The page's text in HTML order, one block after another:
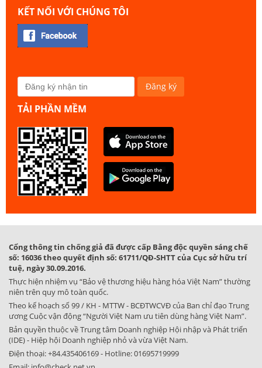
KẾT NỐI VỚI CHÚNG TÔI
TẢI PHẦN MỀM
Cổng thông tin chống giả đã được cấp Bằng độc quyền sáng chế
số: 16036 theo quyết định số: 61711/QĐ-SHTT của Cục sở hữu trí
tuệ, ngày 30.09.2016.
Thực hiện nhiệm vụ “Bảo vệ thương hiệu hàng hóa Việt Nam” thường
niên trên quy mô toàn quốc.
Theo kế hoạch số 99 / KH - MTTW - BCĐTWCVĐ của Ban chỉ đạo Trung
ương Cuộc vận động “Người Việt Nam ưu tiên dùng hàng Việt Nam”.
Bản quyền thuộc về Trung tâm Doanh nghiệp Hội nhập và Phát triển
(IDE) - Hiệp hội Doanh nghiệp nhỏ và vừa Việt Nam.
Điện thoại:+84.435406169- Hotline:01695719999